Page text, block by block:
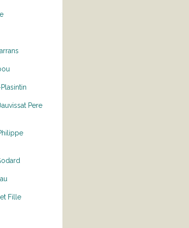
Pere
Fille